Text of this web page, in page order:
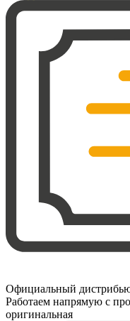
Официальный
Работаем напрямую с
оригинальная